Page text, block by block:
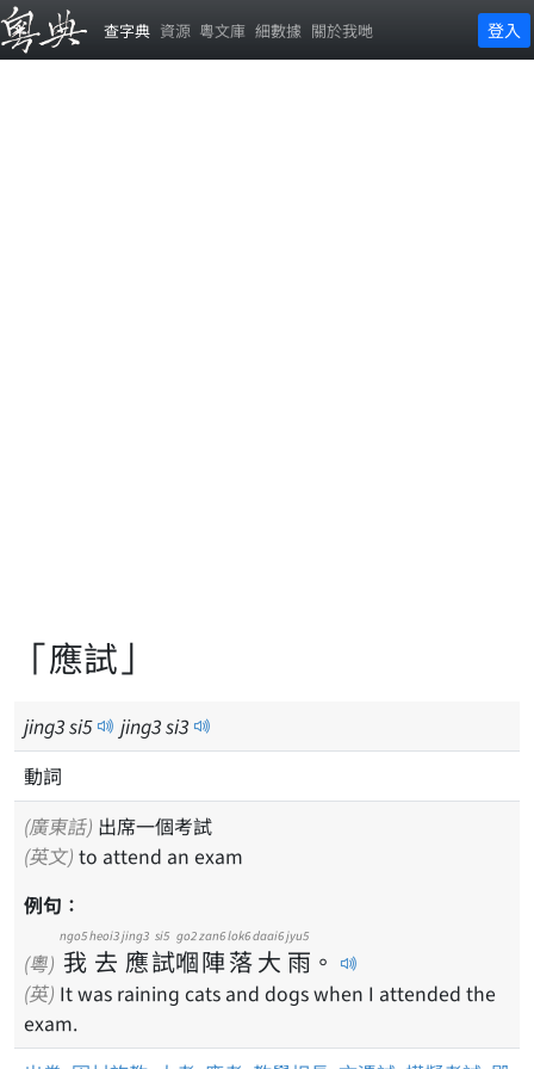
查字典 資源 粵文庫 細數據 關於我哋 登入
「應試」
jing3si5 jing3si3
動詞
(廣東話) 出席一個考試
(英文) to attend an exam
例句：
(粵) 我
ngo5
去
heoi3
應
jing3
試
si5
嗰
go2
陣
zan6
落
lok6
大
daai6
雨
jyu5
。
(英) It was raining cats and dogs when I attended the
exam.